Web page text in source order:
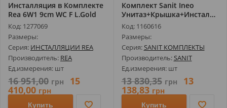
Инсталляция в Комплекте
Rea 6W1 9cm WC F L.Gold
REA-...
Код: 1277069
Размеры:
Серия: ИНСТАЛЛЯЦИИ REA
Производитель: REA
Ед.измерения: шт
16 951,00 грн 15
410,00 грн
Купить
Комплект Sanit Ineo
Унитаз+Крышка+Инсталляция+Кнопка...
Код: 1160616
Размеры:
Серия:SANIT КОМПЛЕКТЫ
Производитель:SANIT
Ед.измерения: шт
13 830,35 грн 13
138,83 грн
Купить